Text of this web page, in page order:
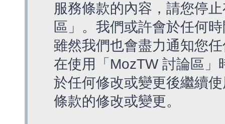
服務條款的內容，請您停
區」。我們或許會於任何
雖然我們也會盡力通知您
在使用「MozTW 討論區
於任何修改或變更後繼續
條款的修改或變更。